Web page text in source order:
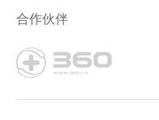
家居官网微信小程序模板
合作伙伴